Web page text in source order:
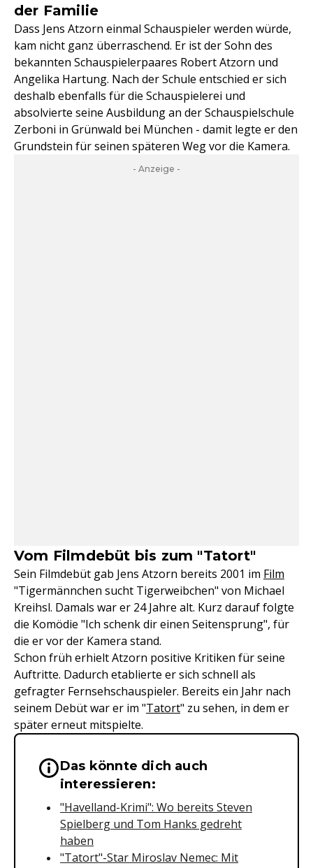
der Familie
Dass Jens Atzorn einmal Schauspieler werden würde,
kam nicht ganz überraschend. Er ist der Sohn des
bekannten Schauspielerpaares Robert Atzorn und
Angelika Hartung. Nach der Schule entschied er sich
deshalb ebenfalls für die Schauspielerei und
absolvierte seine Ausbildung an der Schauspielschule
Zerboni in Grünwald bei München - damit legte er den
Grundstein für seinen späteren Weg vor die Kamera.
- Anzeige -
Vom Filmdebüt bis zum "Tatort"
Sein Filmdebüt gab Jens Atzorn bereits 2001 im Film
"Tigermännchen sucht Tigerweibchen" von Michael
Kreihsl. Damals war er 24 Jahre alt. Kurz darauf folgte
die Komödie "Ich schenk dir einen Seitensprung", für
die er vor der Kamera stand.
Schon früh erhielt Atzorn positive Kritiken für seine
Auftritte. Dadurch etablierte er sich schnell als
gefragter Fernsehschauspieler. Bereits ein Jahr nach
seinem Debüt war er im "Tatort" zu sehen, in dem er
später erneut mitspielte.
Wichtige Hinweise &
Das könnte dich auch
interessieren:
"Havelland-Krimi": Wo bereits Steven
Spielberg und Tom Hanks gedreht
haben
"Tatort"-Star Miroslav Nemec: Mit